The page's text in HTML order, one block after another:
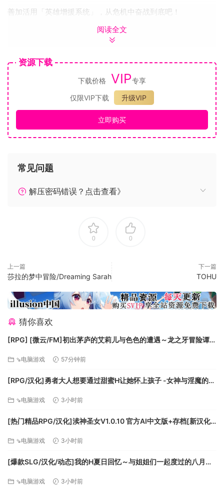
善加活用「英雄增援系统」，从危机中奋战到底吧！
系统需求
最低配置:
需要 64 位处理器和操作系统
操作系统: Windows 10 64-bit
阅读全文
资源下载
下载价格 VIP专享
仅限VIP下载
升级VIP
立即购买
常见问题
解压密码错误？点击查看》
0 0
上一篇
莎拉的梦中冒险/Dreaming Sarah
下一篇
TOHU
猜你喜欢
[RPG] [微云/FM]初出茅庐的艾莉儿与色色的遭遇～龙之牙冒险谭
⇘电脑游戏 57分钟前
[RPG/汉化]勇者大人想要通过甜蜜H让她怀上孩子 -女神与淫魔的二
⇘电脑游戏 3小时前
[热门精品RPG/汉化]渎神圣女V1.0.10 官方AI中文版+存档[新汉化]
⇘电脑游戏 3小时前
[爆款SLG/汉化/动态]我的H夏日回忆～与姐姐们一起度过的八月～
⇘电脑游戏 3小时前